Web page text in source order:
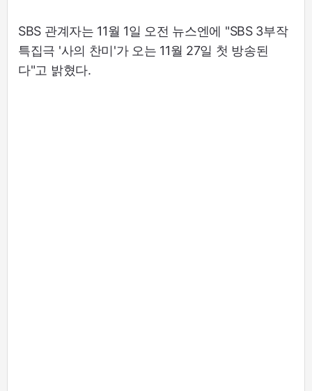
SBS 관계자는 11월 1일 오전 뉴스엔에 "SBS 3부작
특집극 '사의 찬미'가 오는 11월 27일 첫 방송된
다"고 밝혔다.